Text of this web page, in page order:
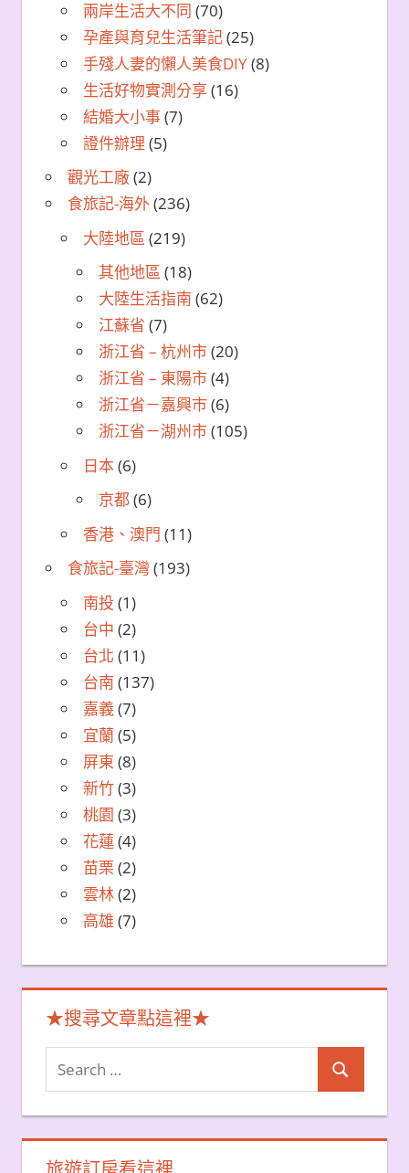
兩岸生活大不同 (70)
孕產與育兒生活筆記(25)
手殘人妻的懶人美食DIY(8)
生活好物實測分享 (16)
結婚大小事(7)
證件辦理 (5)
觀光工廠(2)
食旅記-海外(236)
大陸地區 (219)
其他地區 (18)
大陸生活指南 (62)
江蘇省 (7)
浙江省 – 杭州市(20)
浙江省 – 東陽市(4)
浙江省－嘉興市(6)
浙江省－湖州市(105)
日本(6)
京都(6)
香港、澳門 (11)
食旅記-臺灣 (193)
南投 (1)
台中 (2)
台北 (11)
台南 (137)
嘉義 (7)
宜蘭 (5)
屏東 (8)
新竹(3)
桃園 (3)
花蓮 (4)
苗栗 (2)
雲林(2)
高雄 (7)
★搜尋文章點這裡★
Search
for:
Search